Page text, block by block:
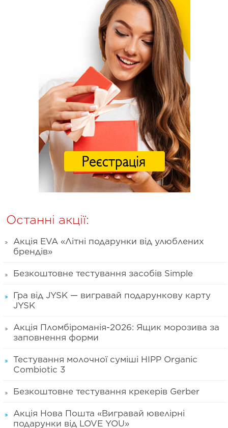
Останні акції:
Акція EVA «Літні подарунки від улюблених
брендів»
Безкоштовне тестування засобів Simple
Гра від JYSK — вигравай подарункову карту
JYSK
Акція Пломбіроманія-2026: Ящик морозива за
заповнення форми
Тестування молочної суміші HIPP Organic
Combiotic 3
Безкоштовне тестування крекерів Gerber
Акція Нова Пошта «Вигравай ювелірні
подарунки від LOVE YOU»